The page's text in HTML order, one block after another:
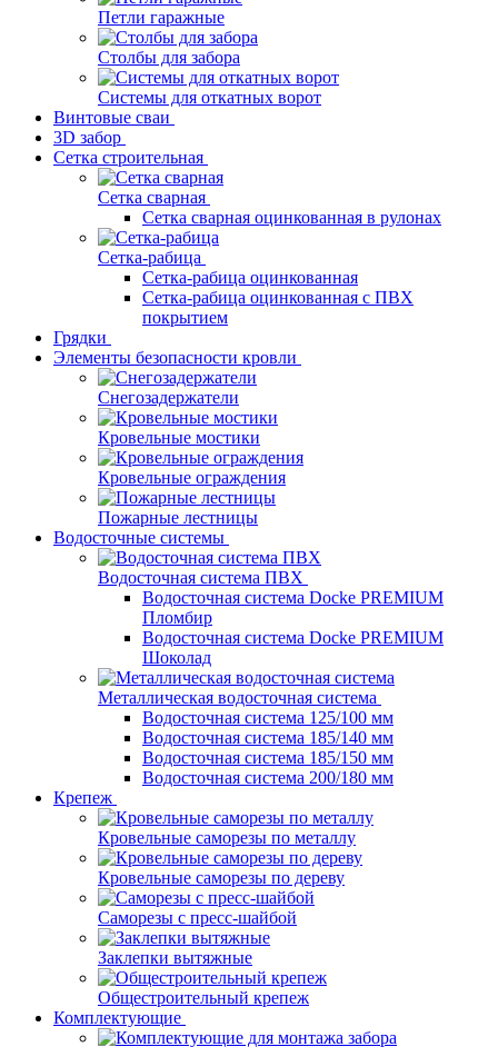
Петли гаражные
Столбы для забора
Системы для откатных ворот
Винтовые сваи
3D забор
Сетка строительная
Сетка сварная
Сетка сварная оцинкованная в рулонах
Сетка-рабица
Сетка-рабица оцинкованная
Сетка-рабица оцинкованная с ПВХ
покрытием
Грядки
Элементы безопасности кровли
Снегозадержатели
Кровельные мостики
Кровельные ограждения
Пожарные лестницы
Водосточные системы
Водосточная система ПВХ
Водосточная система Docke PREMIUM
Пломбир
Водосточная система Docke PREMIUM
Шоколад
Металлическая водосточная система
Водосточная система 125/100 мм
Водосточная система 185/140 мм
Водосточная система 185/150 мм
Водосточная система 200/180 мм
Крепеж
Кровельные саморезы по металлу
Кровельные саморезы по дереву
Саморезы с пресс-шайбой
Заклепки вытяжные
Общестроительный крепеж
Комплектующие